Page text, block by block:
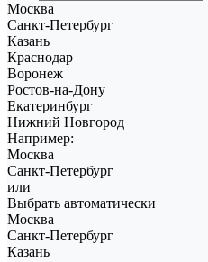
Москва
Санкт-Петербург
Казань
Краснодар
Воронеж
Ростов-на-Дону
Екатеринбург
Нижний Новгород
Например:
Москва
Санкт-Петербург
или
Выбрать автоматически
Москва
Санкт-Петербург
Казань